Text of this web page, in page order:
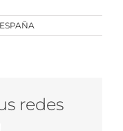
redes